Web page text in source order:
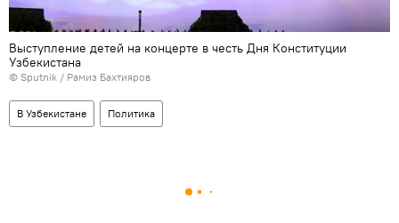
Выступление детей на концерте в честь Дня Конституции
Узбекистана
© Sputnik / Рамиз Бахтияров
В Узбекистане Политика